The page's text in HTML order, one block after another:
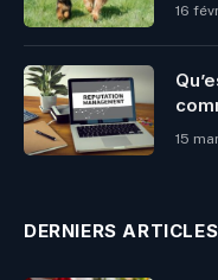
16
15
DERNIERS ARTICLES